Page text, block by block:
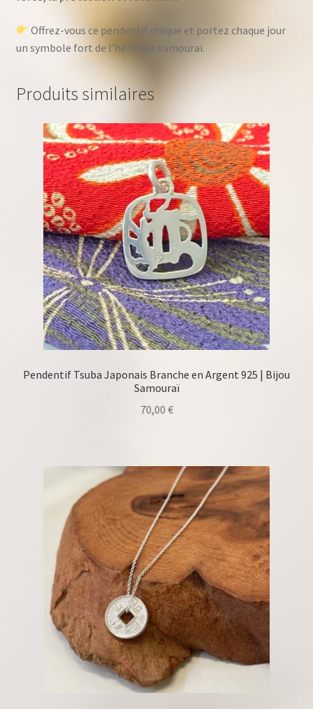
Offrez-vous ce pendentif unique et portez chaque jour
un symbole fort de l’héritage samouraï.
Produits similaires
Pendentif Tsuba Japonais Branche en Argent 925 | Bijou
Samouraï
70,00 €